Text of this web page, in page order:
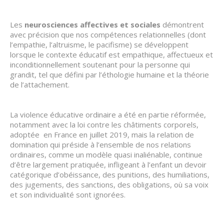
Les neurosciences affectives et sociales démontrent
avec précision que nos compétences relationnelles (dont
l’empathie, l’altruisme, le pacifisme) se développent
lorsque le contexte éducatif est empathique, affectueux et
inconditionnellement soutenant pour la personne qui
grandit, tel que défini par l’éthologie humaine et la théorie
de l’attachement.
La violence éducative ordinaire a été en partie réformée,
notamment avec la loi contre les châtiments corporels,
adoptée en France en juillet 2019, mais la relation de
domination qui préside à l’ensemble de nos relations
ordinaires, comme un modèle quasi inaliénable, continue
d’être largement pratiquée, infligeant à l’enfant un devoir
catégorique d’obéissance, des punitions, des humiliations,
des jugements, des sanctions, des obligations, où sa voix
et son individualité sont ignorées.